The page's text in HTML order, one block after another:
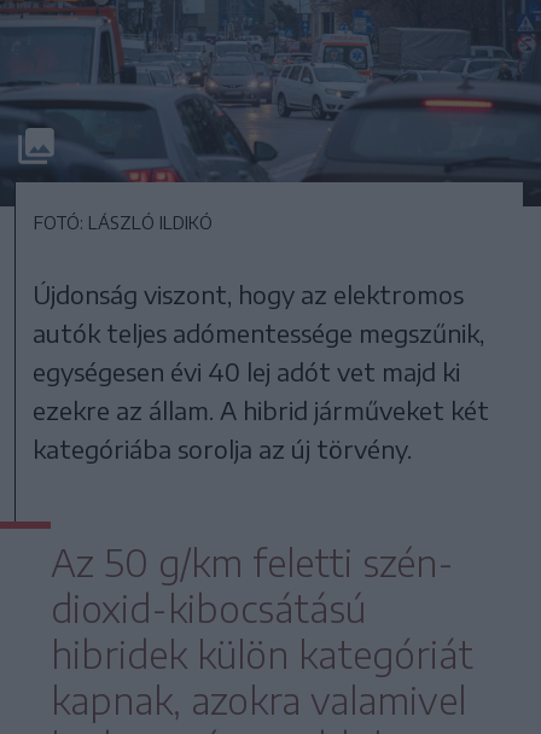
FOTÓ: LÁSZLÓ ILDIKÓ
Újdonság viszont, hogy az elektromos
autók teljes adómentessége megszűnik,
egységesen évi 40 lej adót vet majd ki
ezekre az állam. A hibrid járműveket két
kategóriába sorolja az új törvény.
Az 50 g/km feletti szén-
dioxid-kibocsátású
hibridek külön kategóriát
kapnak, azokra valamivel